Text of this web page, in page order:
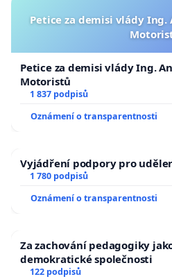
Petice za demisi vlády Ing.
Petice za demisi vlády Ing.
Motoristů
1 837 podpisů
Oznámení o transparentnosti
Vyjádření podpory pro
1 780 podpisů
Oznámení o transparentnosti
Za zachování pedagogiky
demokratické společnosti
122 podpisů